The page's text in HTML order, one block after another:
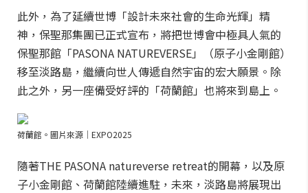
此外，為了延續世博「設計未來社會的生命光輝」精
神，保聖那集團已正式宣布，將把世博會中極具人氣的
保聖那館「PASONA NATUREVERSE」（原子小金剛館）
移至淡路島，繼續向世人傳遞自然宇宙的宏大願景。除
此之外，另一座備受好評的「荷蘭館」也將來到島上。
荷蘭館。圖片來源｜EXPO2025
隨著THE PASONA natureverse retreat的開幕，以及原
子小金剛館、荷蘭館陸續進駐，未來，淡路島將展現出